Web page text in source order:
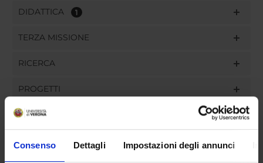
Consenso Dettagli Impostazioni degli annunci
DIDATTICA 1
TERZA MISSIONE
RICERCA
PROGETTI
PUBBLICAZIONI
INCARICHI